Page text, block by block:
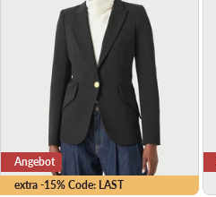
extra -15% Code: LAST
Angebot